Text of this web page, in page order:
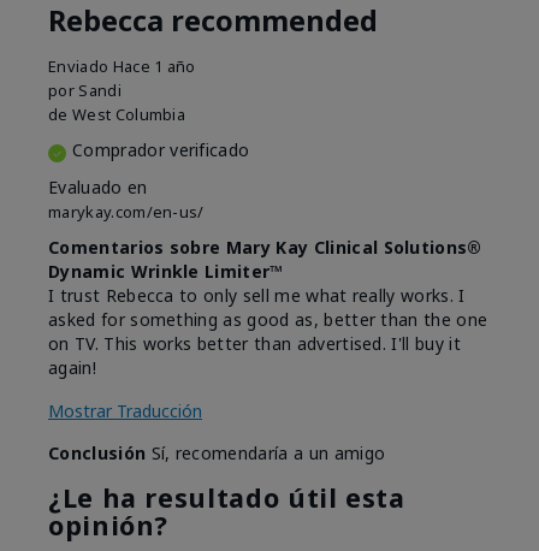
Rebecca recommended
Enviado Hace 1 año
por Sandi
de West Columbia
Comprador verificado
Evaluado en
marykay.com/en-us/
Comentarios sobre Mary Kay Clinical Solutions®
Dynamic Wrinkle Limiter™
I trust Rebecca to only sell me what really works. I
asked for something as good as, better than the one
on TV. This works better than advertised. I'll buy it
again!
Mostrar Traducción
Conclusión Sí, recomendaría a un amigo
¿Le ha resultado útil esta
opinión?